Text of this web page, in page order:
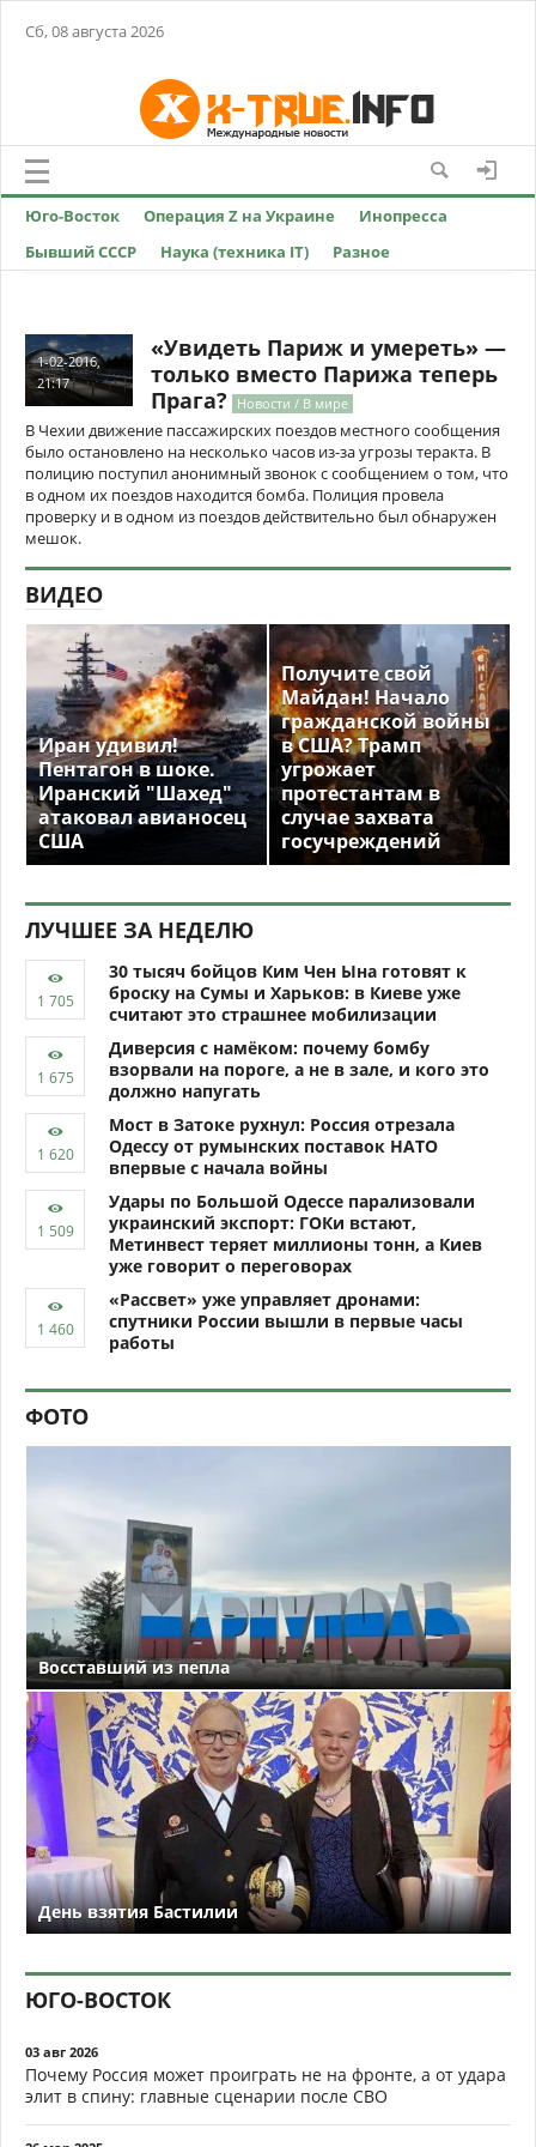
Сб, 08 августа 2026
Юго-Восток Операция Z на Украине
Инопресса
Бывший СССР
Наука (техника IT) Разное
1-02-2016,
21:17
«Увидеть Париж и умереть» —
только вместо Парижа теперь
Прага?
Новости / В мире
В Чехии движение пассажирских поездов местного сообщения
было остановлено на несколько часов из-за угрозы теракта. В
полицию поступил анонимный звонок с сообщением о том, что
в одном их поездов находится бомба. Полиция провела
проверку и в одном из поездов действительно был обнаружен
мешок.
ВИДЕО
Иран удивил!
Пентагон в шоке.
Иранский "Шахед"
атаковал авианосец
США
Получите свой
Майдан! Начало
гражданской войны
в США? Трамп
угрожает
протестантам в
случае захвата
госучреждений
ЛУЧШЕЕ ЗА НЕДЕЛЮ
30 тысяч бойцов Ким Чен Ына готовят к
броску на Сумы и Харьков: в Киеве уже
считают это страшнее мобилизации
Диверсия с намёком: почему бомбу
взорвали на пороге, а не в зале, и кого это
должно напугать
Мост в Затоке рухнул: Россия отрезала
Одессу от румынских поставок НАТО
впервые с начала войны
Удары по Большой Одессе парализовали
украинский экспорт: ГОКи встают,
Метинвест теряет миллионы тонн, а Киев
уже говорит о переговорах
«Рассвет» уже управляет дронами:
спутники России вышли в первые часы
работы
ФОТО
Восставший из пепла
День взятия Бастилии
ЮГО-ВОСТОК
03 авг 2026
Почему Россия может проиграть не на фронте, а от удара
элит в спину: главные сценарии после СВО